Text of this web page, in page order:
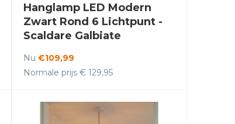
Hanglamp LED Modern
Zwart Rond 6 Lichtpunt -
Scaldare Galbiate
Nu €109,99
Normale prijs € 129,95